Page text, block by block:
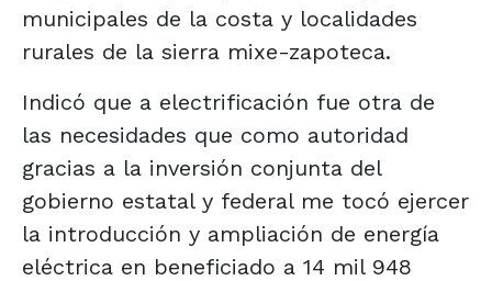
municipales de la costa y localidades
rurales de la sierra mixe-zapoteca.
Indicó que a electrificación fue otra de
las necesidades que como autoridad
gracias a la inversión conjunta del
gobierno estatal y federal me tocó ejercer
la introducción y ampliación de energía
eléctrica en beneficiado a 14 mil 948